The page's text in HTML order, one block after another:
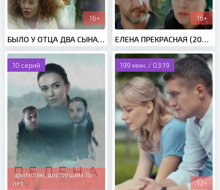
16+
БЫЛО У ОТЦА ДВА СЫНА (2018)
16+
ЕЛЕНА ПРЕКРАСНАЯ (2020)
10 серий
зрителям, достигшим 16
лет
199 мин. / 03:19
12+